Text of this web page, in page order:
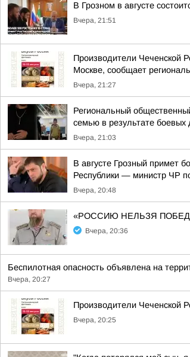
В Грозном в августе
Вчера, 21:51
Производители Чеченской
Москве, сообщает
Вчера, 21:27
Региональный
семью в результате боевых
Вчера, 21:03
В августе Грозный примет
Республики — министр ЧР
Вчера, 20:48
«РОССИЮ НЕЛЬЗЯ
Вчера, 20:36
Беспилотная опасность объявлена на
Вчера, 20:27
Производители Чеченской
Вчера, 20:25